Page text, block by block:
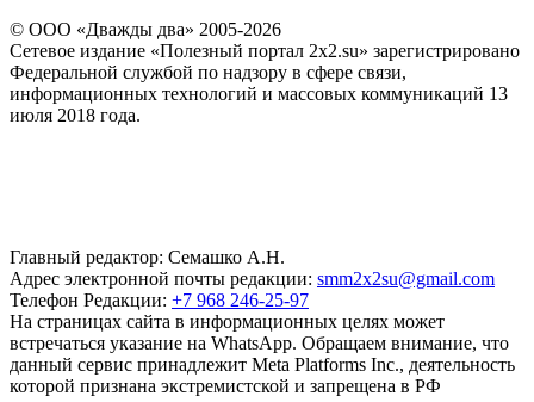
© ООО «Дважды два» 2005-2026
Сетевое издание «Полезный портал 2x2.su» зарегистрировано
Федеральной службой по надзору в сфере связи,
информационных технологий и массовых коммуникаций 13
июля 2018 года.
Главный редактор: Семашко А.Н.
Адрес электронной почты редакции: smm2x2su@gmail.com
Телефон Редакции: +7 968 246-25-97
На страницах сайта в информационных целях может
встречаться указание на WhatsApp. Обращаем внимание, что
данный сервис принадлежит Meta Platforms Inc., деятельность
которой признана экстремистской и запрещена в РФ